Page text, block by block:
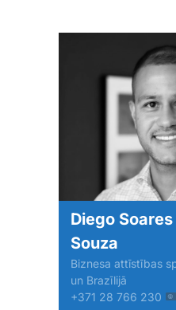
Diego
Souza
Biznesa attīstības
un Brazīlijā
+371 28 766 230